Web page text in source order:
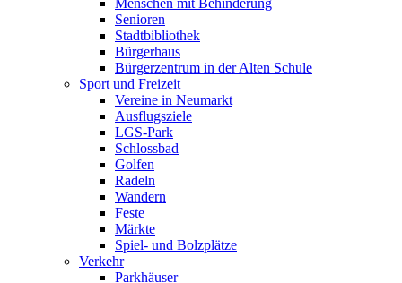
Menschen mit Behinderung
Senioren
Stadtbibliothek
Bürgerhaus
Bürgerzentrum in der Alten Schule
Sport und Freizeit
Vereine in Neumarkt
Ausflugsziele
LGS-Park
Schlossbad
Golfen
Radeln
Wandern
Feste
Märkte
Spiel- und Bolzplätze
Verkehr
Parkhäuser